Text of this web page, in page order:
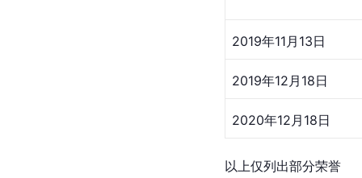
2019年11月13日
2019年12月18日
2020年12月18日
以上仅列出部分荣誉